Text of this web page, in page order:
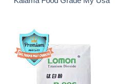
Oxit Titan KA100 – Tio2 Trung